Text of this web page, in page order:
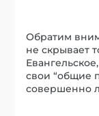
Обратим
не скрывает
свои “общие
совершенно